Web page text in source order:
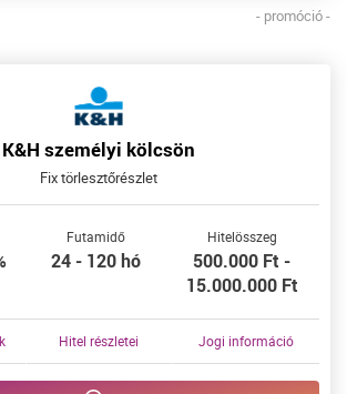
- promóció -
K&H személyi kölcsön
Fix törlesztőrészlet
Futamidő
24 - 120 hó
Hitelösszeg
500.000 Ft -
15.000.000 Ft
Hitel részletei Jogi információ